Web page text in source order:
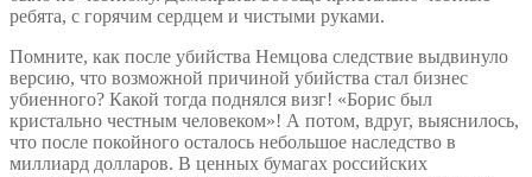
ребята, с горячим сердцем и чистыми руками.
Помните, как после убийства Немцова следствие выдвинуло
версию, что возможной причиной убийства стал бизнес
убиенного? Какой тогда поднялся визг! «Борис был
кристально честным человеком»! А потом, вдруг, выяснилось,
что после покойного осталось небольшое наследство в
миллиард долларов. В ценных бумагах российских